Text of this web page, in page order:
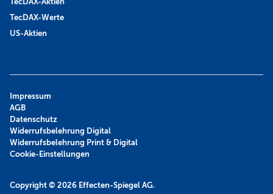
TecDAX-Werte
US-Aktien
Copyright © 2026 Effecten-Spiegel AG.
Impressum
AGB
Datenschutz
Widerrufsbelehrung Digital
Widerrufsbelehrung Print & Digital
Cookie-Einstellungen